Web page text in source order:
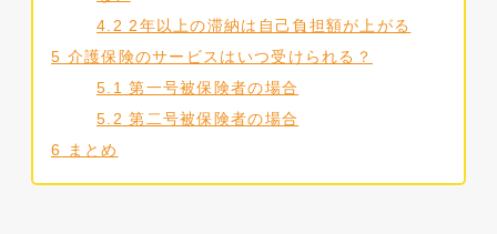
4.2 2年以上の滞納は自己負担額が上がる
5 介護保険のサービスはいつ受けられる？
5.1 第一号被保険者の場合
5.2 第二号被保険者の場合
6
まとめ